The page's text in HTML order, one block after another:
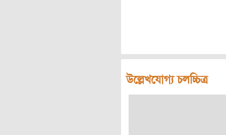
উল্লেখযোগ্য চলচ্চিত্র